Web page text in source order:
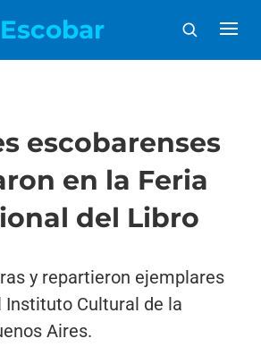
escobarenses
en la Feria
del Libro
y repartieron ejemplares
Instituto Cultural de la
Aires.